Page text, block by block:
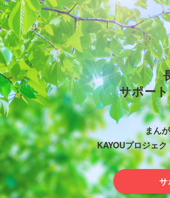
サポー
まん
KAYOUプロジェ